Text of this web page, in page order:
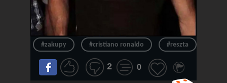
#zakupy #cristiano ronaldo #reszta
2 0